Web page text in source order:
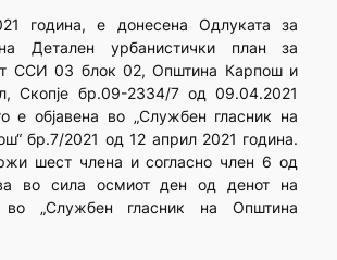
година, е донесена Одлуката за
Детален урбанистички план за
ССИ 03 блок 02, Општина Карпош и
Скопје бр.09-2334/7 од 09.04.2021
е објавена во „Службен гласник на
бр.7/2021 од 12 април 2021 година.
шест члена и согласно член 6 од
во сила осмиот ден од денот на
во „Службен гласник на Општина